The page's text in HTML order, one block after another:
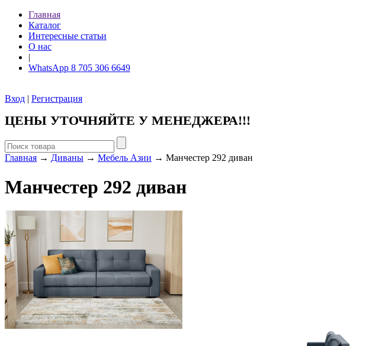
Главная
Каталог
Интересные статьи
О нас
|
WhatsApp 8 705 306 6649
Вход | Регистрация
ЦЕНЫ УТОЧНЯЙТЕ У МЕНЕДЖЕРА!!!
Главная → Диваны → Мебель Азии → Манчестер 292 диван
Манчестер 292 диван